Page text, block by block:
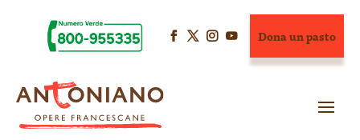
    Dona un pasto